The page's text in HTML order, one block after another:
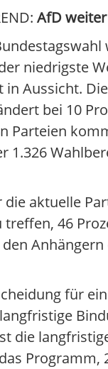
AfD
niedrigste
Aussicht.
bei 10
Parteien
1.326
aktuelle
treffen, 46
für
die